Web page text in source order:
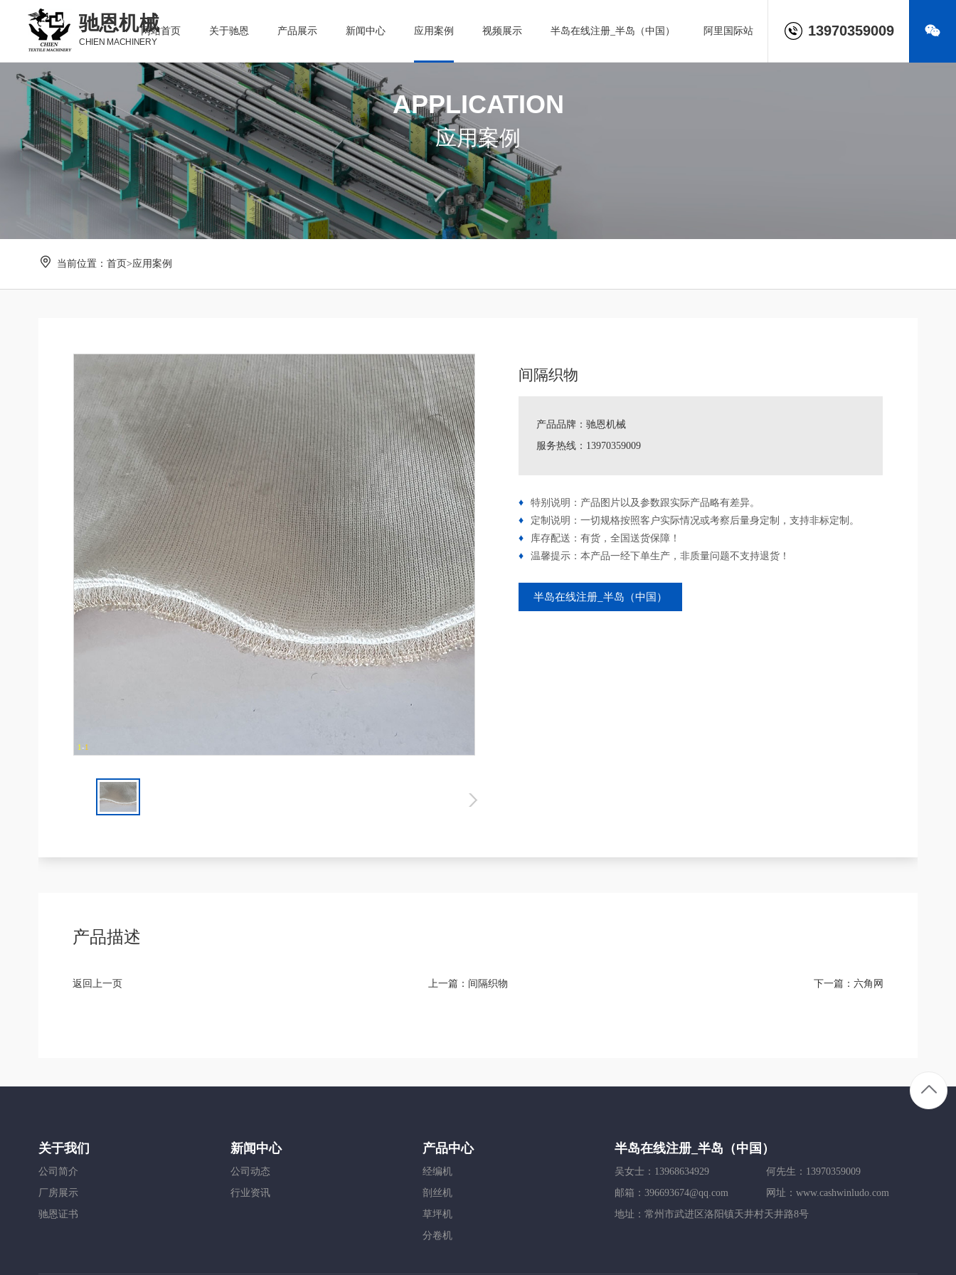
驰恩机械
CHIEN MACHINERY
网站首页 关于驰恩 产品展示 新闻中心 应用案例 视频展示 半岛在线注册_半岛（中国） 阿里国际站 13970359009
APPLICATION
应用案例
当前位置： 首页>应用案例
1-1
间隔织物
产品品牌：驰恩机械
服务热线：13970359009
♦
特别说明：产品图片以及参数跟实际产品略有差异。
♦
定制说明：一切规格按照客户实际情况或考察后量身定制，支持非标定制。
♦
库存配送：有货，全国送货保障！
♦
温馨提示：本产品一经下单生产，非质量问题不支持退货！
半岛在线注册_半岛（中国）
产品描述
返回上一页 上一篇： 间隔织物 下一篇： 六角网
关于我们
公司简介
厂房展示
驰恩证书
新闻中心
公司动态
行业资讯
产品中心
经编机
剖丝机
草坪机
分卷机
半岛在线注册_半岛（中国）
吴女士：13968634929
何先生：13970359009
邮箱：396693674@qq.com
网址：www.cashwinludo.com
地址：常州市武进区洛阳镇天井村天井路8号